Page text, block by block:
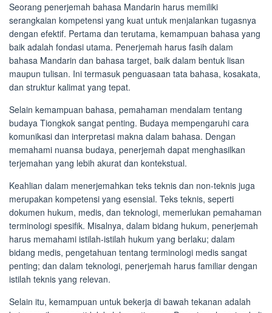
Seorang penerjemah bahasa Mandarin harus memiliki
serangkaian kompetensi yang kuat untuk menjalankan tugasnya
dengan efektif. Pertama dan terutama, kemampuan bahasa yang
baik adalah fondasi utama. Penerjemah harus fasih dalam
bahasa Mandarin dan bahasa target, baik dalam bentuk lisan
maupun tulisan. Ini termasuk penguasaan tata bahasa, kosakata,
dan struktur kalimat yang tepat.
Selain kemampuan bahasa, pemahaman mendalam tentang
budaya Tiongkok sangat penting. Budaya mempengaruhi cara
komunikasi dan interpretasi makna dalam bahasa. Dengan
memahami nuansa budaya, penerjemah dapat menghasilkan
terjemahan yang lebih akurat dan kontekstual.
Keahlian dalam menerjemahkan teks teknis dan non-teknis juga
merupakan kompetensi yang esensial. Teks teknis, seperti
dokumen hukum, medis, dan teknologi, memerlukan pemahaman
terminologi spesifik. Misalnya, dalam bidang hukum, penerjemah
harus memahami istilah-istilah hukum yang berlaku; dalam
bidang medis, pengetahuan tentang terminologi medis sangat
penting; dan dalam teknologi, penerjemah harus familiar dengan
istilah teknis yang relevan.
Selain itu, kemampuan untuk bekerja di bawah tekanan adalah